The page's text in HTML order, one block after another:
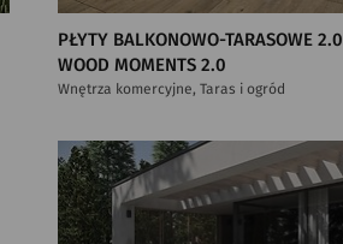
PŁYTY BALKONOWO-TARASOWE 2.0
WOOD MOMENTS 2.0
Wnętrza komercyjne, Taras i ogród